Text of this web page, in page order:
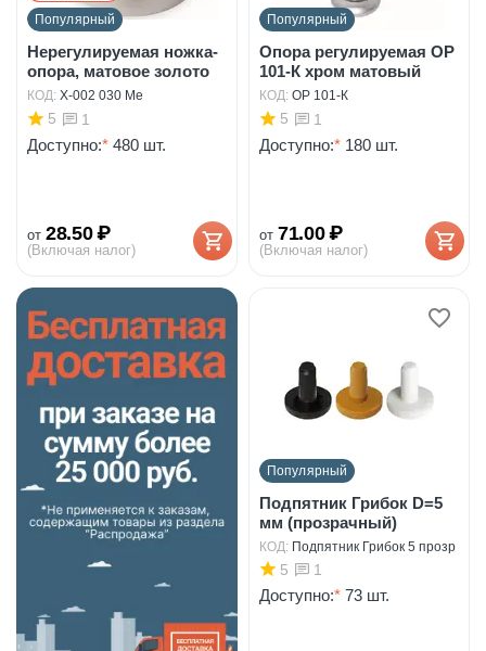
Популярный
Нерегулируемая ножка-
опора, матовое золото
КОД: X-002 030 Me
5 1
Доступно:* 480 шт.
от 28.50 ₽
(Включая налог)
Популярный
Опора регулируемая ОР
101-К хром матовый
КОД: ОР 101-К
5 1
Доступно:* 180 шт.
от 71.00 ₽
(Включая налог)
Популярный
Подпятник Грибок D=5
мм (прозрачный)
КОД: Подпятник Грибок 5 прозр
5 1
Доступно:* 73 шт.